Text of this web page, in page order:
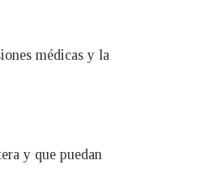
médicas y la
y que puedan